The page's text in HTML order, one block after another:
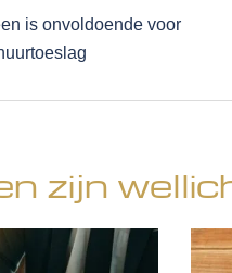
is onvoldoende voor
zijn